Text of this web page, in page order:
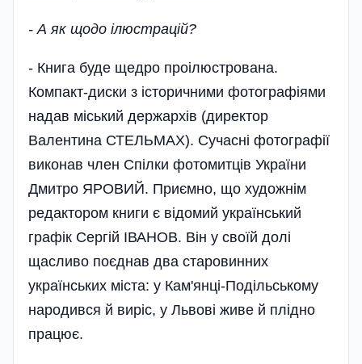
- А як щодо ілюстрацій?
- Книга буде щедро проілюстрована.
Компакт-диски з історичними фотографіями
надав міський держархів (директор
Валентина СТЕЛЬМАХ). Сучасні фотографії
виконав член Спілки фотомитців України
Дмитро ЯРОВИЙ. Приємно, що художнім
редактором книги є відомий український
графік Сергій ІВАНОВ. Він у своїй долі
щасливо поєднав два старовинних
українських міста: у Кам'янці-Подільському
народився й виріс, у Львові живе й плідно
працює.